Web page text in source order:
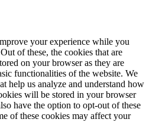
your experience while you
of these, the cookies that are
on your browser as they are
functionalities of the website. We
help us analyze and understand how
will be stored in your browser
have the option to opt-out of these
of these cookies may affect your